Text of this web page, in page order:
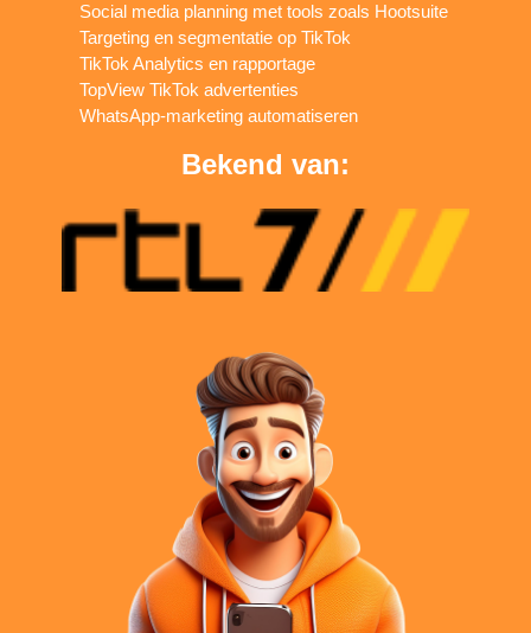
Social media planning met tools zoals Hootsuite
Targeting en segmentatie op TikTok
TikTok Analytics en rapportage
TopView TikTok advertenties
WhatsApp-marketing automatiseren
Bekend van: